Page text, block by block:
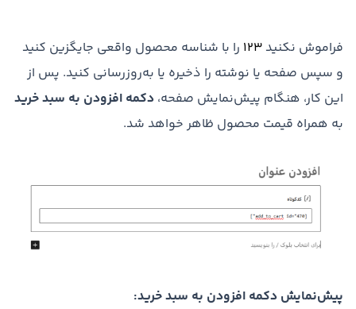
فراموش نکنید 123 را با شناسه محصول واقعی جایگزین کنید
و سپس صفحه یا نوشته را ذخیره یا به‌روزرسانی کنید. پس از
این کار، هنگام پیش‌نمایش صفحه، دکمه افزودن به سبد خرید
به همراه قیمت محصول ظاهر خواهد شد.
پیش‌نمایش دکمه افزودن به سبد خرید: